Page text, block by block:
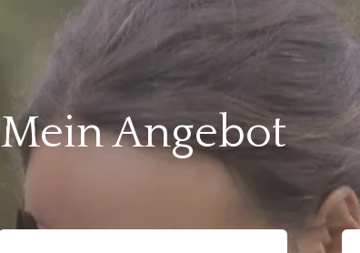
Mein Angebot